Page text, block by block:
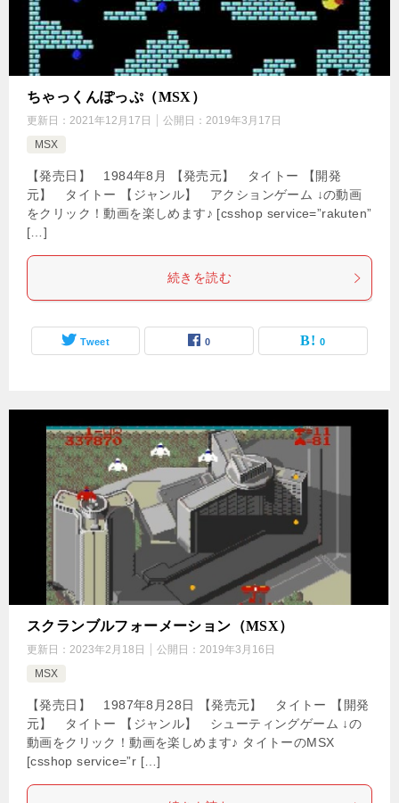
ちゃっくんぽっぷ（MSX）
更新日： 2021年12月17日 公開日： 2019年3月17日
MSX
【発売日】 1984年8月 【発売元】 タイトー 【開発
元】 タイトー 【ジャンル】 アクションゲーム ↓の動画
をクリック！動画を楽しめます♪ [csshop service=”rakuten”
[…]
続きを読む
Tweet 0 0
スクランブルフォーメーション（MSX）
更新日： 2023年2月18日 公開日： 2019年3月16日
MSX
【発売日】 1987年8月28日 【発売元】 タイトー 【開発
元】 タイトー 【ジャンル】 シューティングゲーム ↓の
動画をクリック！動画を楽しめます♪ タイトーのMSX
[csshop service=”r […]